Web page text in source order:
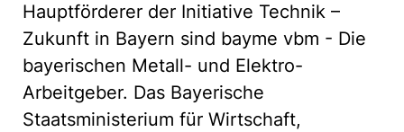
Hauptförderer der Initiative Technik –
Zukunft in Bayern sind bayme vbm - Die
bayerischen Metall- und Elektro-
Arbeitgeber. Das Bayerische
Staatsministerium für Wirtschaft,